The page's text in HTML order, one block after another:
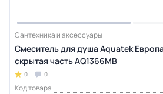
Сантехника и аксессуары
Смеситель для душа Aquatek
скрытая часть AQ1366MB
0 0
Код товара